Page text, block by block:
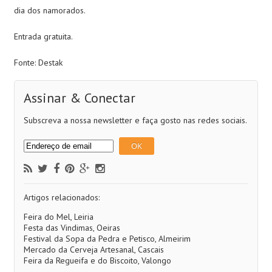
dia dos namorados.
Entrada gratuita.
Fonte: Destak
Assinar & Conectar
Subscreva a nossa newsletter e faça gosto nas redes sociais.
Artigos relacionados:
Feira do Mel, Leiria
Festa das Vindimas, Oeiras
Festival da Sopa da Pedra e Petisco, Almeirim
Mercado da Cerveja Artesanal, Cascais
Feira da Regueifa e do Biscoito, Valongo